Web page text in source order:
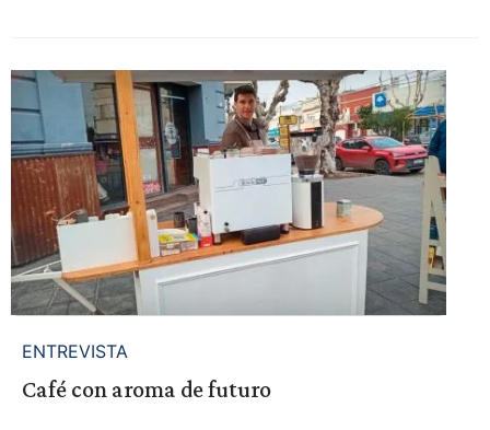
ENTREVISTA
Café con aroma de futuro